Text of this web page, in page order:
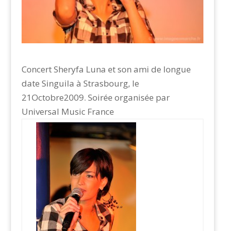
Concert Sheryfa Luna et son ami de longue
date Singuila à Strasbourg, le
21Octobre2009. Soirée organisée par
Universal Music France